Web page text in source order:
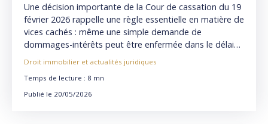
Une décision importante de la Cour de cassation du 19
février 2026 rappelle une règle essentielle en matière de
vices cachés : même une simple demande de
dommages-intérêts peut être enfermée dans le délai
délais, expertises et pièges à éviter.
Droit immobilier et actualités juridiques
Temps de lecture : 8 mn
Publié le 20/05/2026